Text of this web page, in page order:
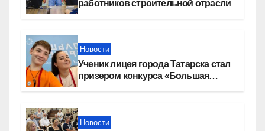
работников строительной отрасли
Новости
Ученик лицея города Татарска стал
призером конкурса «Большая
Новости